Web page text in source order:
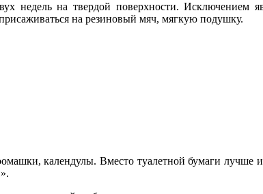
недель на твердой поверхности. Исключением
на резиновый мяч, мягкую подушку.
календулы. Вместо туалетной бумаги лучше